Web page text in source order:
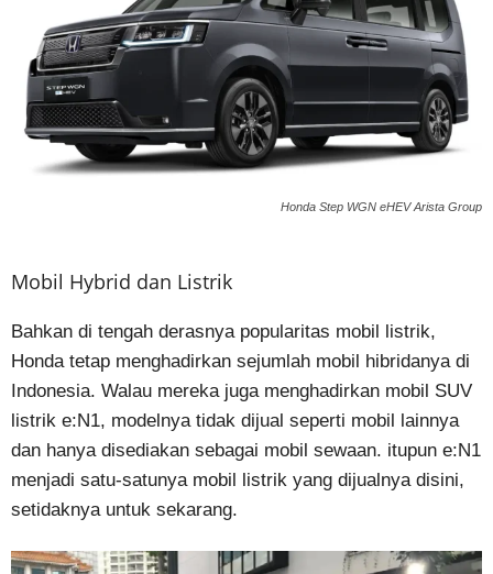
Honda Step WGN eHEV Arista Group
Mobil Hybrid dan Listrik
Bahkan di tengah derasnya popularitas mobil listrik,
Honda tetap menghadirkan sejumlah mobil hibridanya di
Indonesia. Walau mereka juga menghadirkan mobil SUV
listrik e:N1, modelnya tidak dijual seperti mobil lainnya
dan hanya disediakan sebagai mobil sewaan. itupun e:N1
menjadi satu-satunya mobil listrik yang dijualnya disini,
setidaknya untuk sekarang.